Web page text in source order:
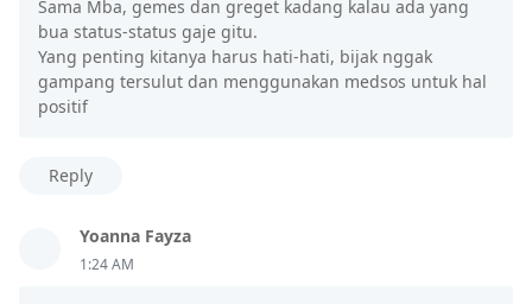
Sama Mba, gemes dan greget kadang kalau ada yang
bua status-status gaje gitu.
Yang penting kitanya harus hati-hati, bijak nggak
gampang tersulut dan menggunakan medsos untuk hal
positif
Reply
Yoanna Fayza
1:24 AM